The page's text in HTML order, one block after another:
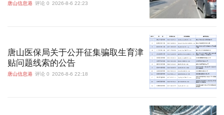
唐山信息港 评论 0 2026-8-6 22:23
唐山医保局关于公开征集骗取生育津
贴问题线索的公告
唐山信息港 评论 0 2026-8-6 22:18